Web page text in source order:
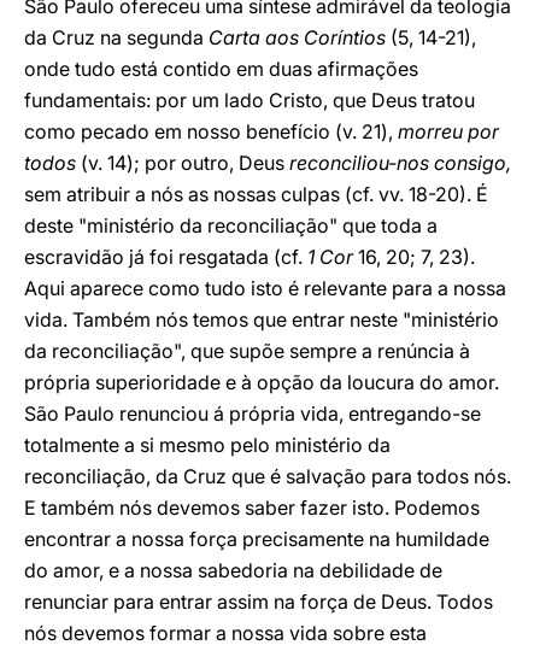
São Paulo ofereceu uma síntese admirável da teologia
da Cruz na segunda Carta aos Coríntios (5, 14-21),
onde tudo está contido em duas afirmações
fundamentais: por um lado Cristo, que Deus tratou
como pecado em nosso benefício (v. 21), morreu por
todos (v. 14); por outro, Deus reconciliou-nos consigo,
sem atribuir a nós as nossas culpas (cf. vv. 18-20). É
deste "ministério da reconciliação" que toda a
escravidão já foi resgatada (cf. 1 Cor16, 20; 7, 23).
Aqui aparece como tudo isto é relevante para a nossa
vida. Também nós temos que entrar neste "ministério
da reconciliação", que supõe sempre a renúncia à
própria superioridade e à opção da loucura do amor.
São Paulo renunciou á própria vida, entregando-se
totalmente a si mesmo pelo ministério da
reconciliação, da Cruz que é salvação para todos nós.
E também nós devemos saber fazer isto. Podemos
encontrar a nossa força precisamente na humildade
do amor, e a nossa sabedoria na debilidade de
renunciar para entrar assim na força de Deus. Todos
nós devemos formar a nossa vida sobre esta